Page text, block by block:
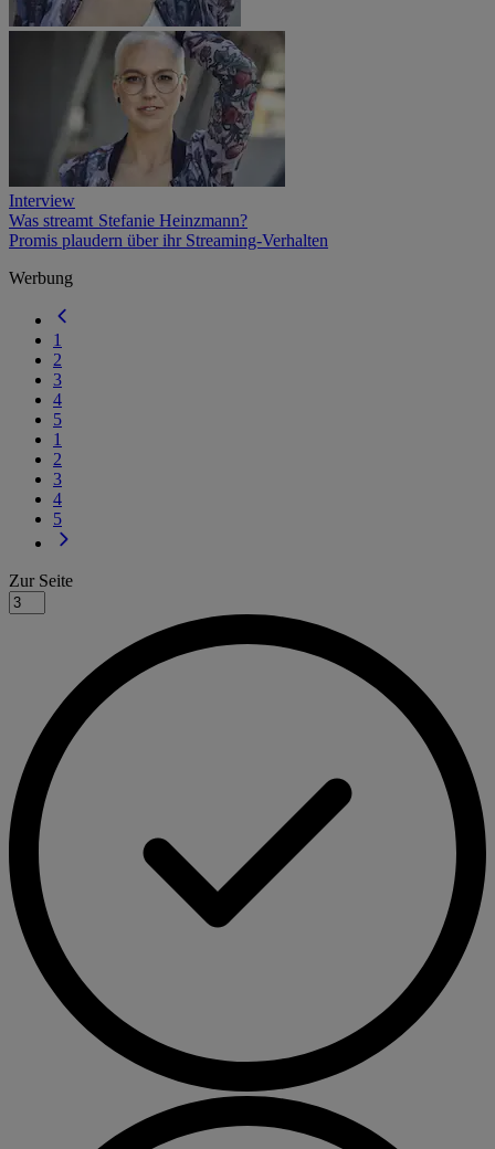
Interview
Was streamt Stefanie Heinzmann?
Promis plaudern über ihr Streaming-Verhalten
Werbung
1
2
3
4
5
1
2
3
4
5
Zur Seite